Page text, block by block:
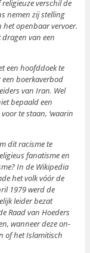
verschil de
nemen zij stelling
openbaar vervoer.
van een
een hoofddoek te
boerkaverbod
van Iran. Wel
bepaald een
te staan, ‘waarin
dit racisme te
fanatisme en
In de Wikipedia
het volk vóór de
1979 werd de
leider bezat
Raad van Hoeders
wanneer deze on-
of het Islamitisch